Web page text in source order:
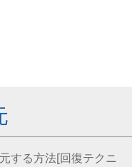
する方法[回復テクニ